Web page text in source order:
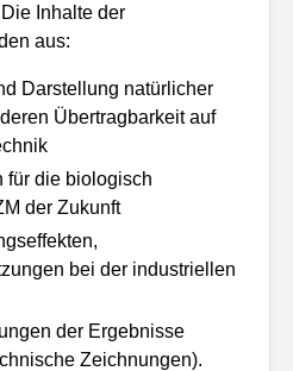
Inhalte der
aus:
Darstellung natürlicher
Übertragbarkeit auf
für die biologisch
der Zukunft
bei der industriellen
der Ergebnisse
Zeichnungen).